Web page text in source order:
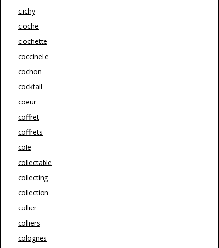
clichy
cloche
clochette
coccinelle
cochon
cocktail
coeur
coffret
coffrets
cole
collectable
collecting
collection
collier
colliers
colognes